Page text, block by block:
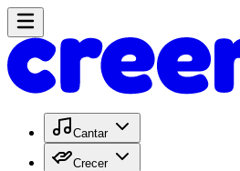
Cantar
Crecer